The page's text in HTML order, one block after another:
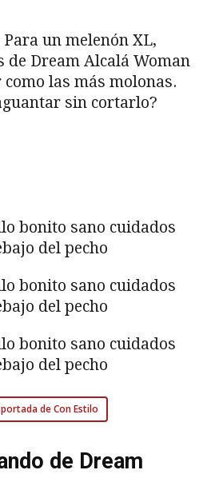
un melenón XL,
de Dream Alcalá Woman
las más molonas.
sin cortarlo?
de Con Estilo
de Dream